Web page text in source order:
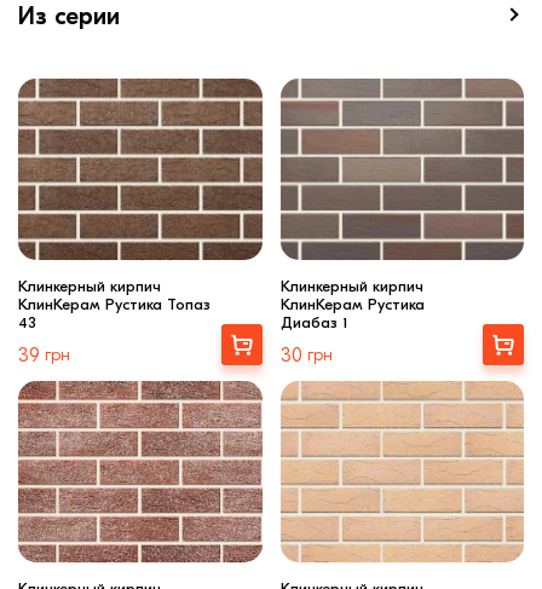
Из серии
Клинкерный кирпич
КлинКерам Рустика Топаз
43
39 грн
Выбрать
Клинкерный кирпич
КлинКерам Рустика
Диабаз 1
30 грн
Выбрать